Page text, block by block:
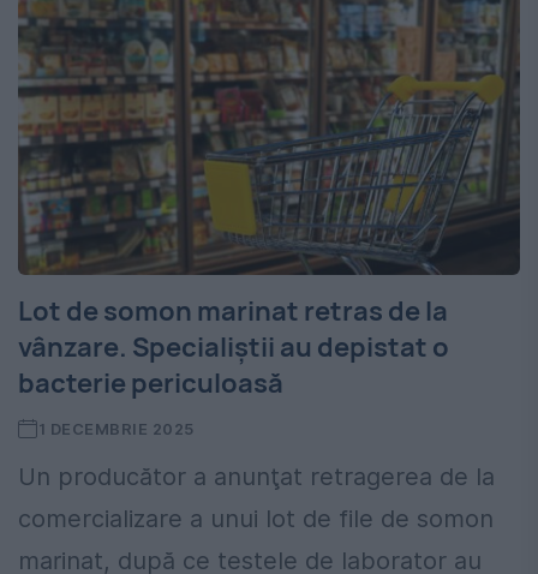
Lot de somon marinat retras de la
vânzare. Specialiștii au depistat o
bacterie periculoasă
1 DECEMBRIE 2025
Un producător a anunţat retragerea de la
comercializare a unui lot de file de somon
marinat, după ce testele de laborator au